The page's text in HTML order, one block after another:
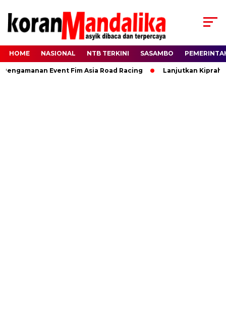
HOME NASIONAL NTB TERKINI SASAMBO
Event Fim Asia Road Racing Lanjutkan Kiprah